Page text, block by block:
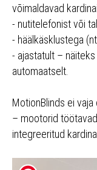
võimaldavad
- nutitelefonist või
- häälkäsklustega
- ajastatult –
automaatselt.
MotionBlinds ei
– mootorid
integreeritud